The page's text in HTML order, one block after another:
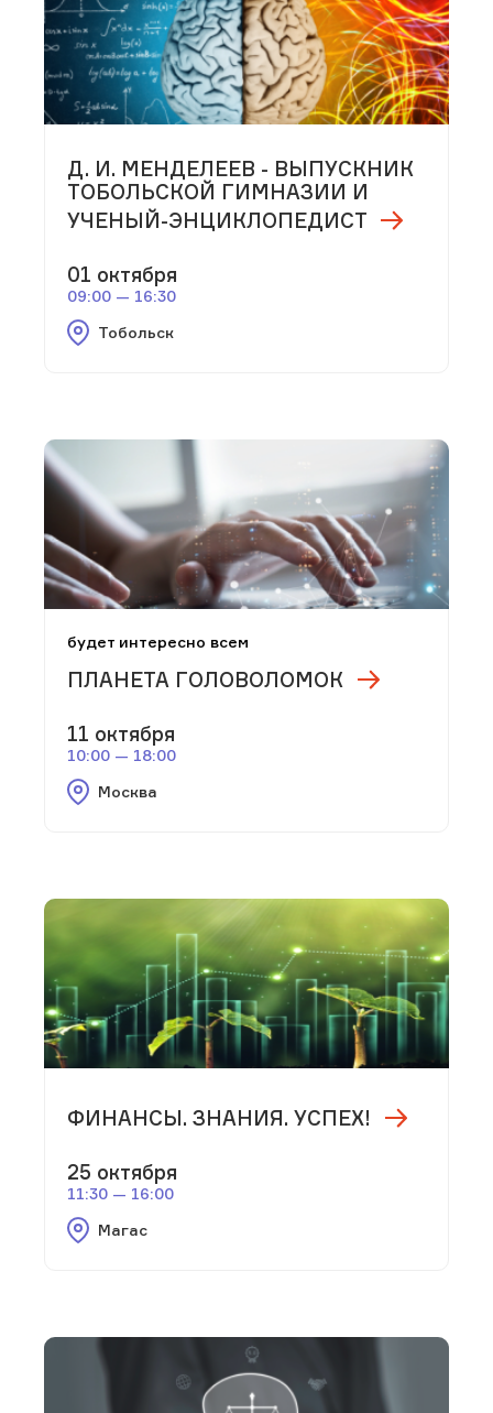
Д. И. МЕНДЕЛЕЕВ - ВЫПУСКНИК
ТОБОЛЬСКОЙ ГИМНАЗИИ И
УЧЕНЫЙ-ЭНЦИКЛОПЕДИСТ
01 октября
09:00 — 16:30
Тобольск
будет интересно всем
ПЛАНЕТА ГОЛОВОЛОМОК
11 октября
10:00 — 18:00
Москва
ФИНАНСЫ. ЗНАНИЯ. УСПЕХ!
25 октября
11:30 — 16:00
Магас